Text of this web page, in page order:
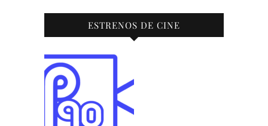
ESTRENOS DE CINE